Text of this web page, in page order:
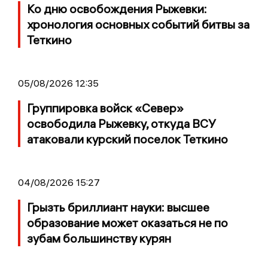
Ко дню освобождения Рыжевки:
хронология основных событий битвы за
Теткино
05/08/2026 12:35
Группировка войск «Север»
освободила Рыжевку, откуда ВСУ
атаковали курский поселок Теткино
04/08/2026 15:27
Грызть бриллиант науки: высшее
образование может оказаться не по
зубам большинству курян